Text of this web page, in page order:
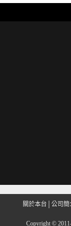
關於本台 公司簡
Copyright ©